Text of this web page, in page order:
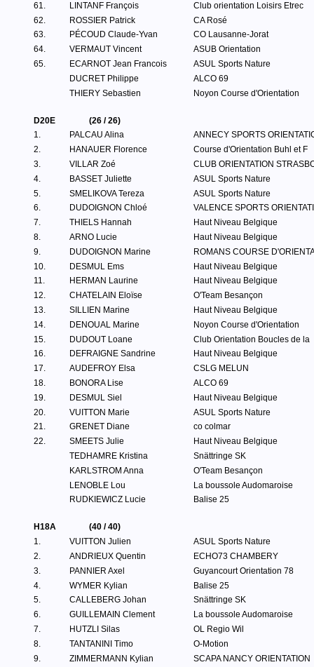
61.
LINTANF François
Club orientation Loisirs Etrec
62.
ROSSIER Patrick
CA Rosé
63.
PÉCOUD Claude-Yvan
CO Lausanne-Jorat
64.
VERMAUT Vincent
ASUB Orientation
65.
ECARNOT Jean Francois
ASUL Sports Nature
DUCRET Philippe
ALCO 69
THIERY Sebastien
Noyon Course d'Orientation
D20E
(26 / 26)
1.
PALCAU Alina
ANNECY SPORTS
2.
HANAUER Florence
Course d'Orientation Buhl et F
3.
VILLAR Zoé
CLUB ORIENTATION
4.
BASSET Juliette
ASUL Sports Nature
5.
SMELIKOVA Tereza
ASUL Sports Nature
6.
DUDOIGNON Chloé
VALENCE SPORTS
7.
THIELS Hannah
Haut Niveau Belgique
8.
ARNO Lucie
Haut Niveau Belgique
9.
DUDOIGNON Marine
ROMANS COURSE
10.
DESMUL Ems
Haut Niveau Belgique
11.
HERMAN Laurine
Haut Niveau Belgique
12.
CHATELAIN Eloïse
O'Team Besançon
13.
SILLIEN Marine
Haut Niveau Belgique
14.
DENOUAL Marine
Noyon Course d'Orientation
15.
DUDOUT Loane
Club Orientation Boucles de la
16.
DEFRAIGNE Sandrine
Haut Niveau Belgique
17.
AUDEFROY Elsa
CSLG MELUN
18.
BONORA Lise
ALCO 69
19.
DESMUL Siel
Haut Niveau Belgique
20.
VUITTON Marie
ASUL Sports Nature
21.
GRENET Diane
co colmar
22.
SMEETS Julie
Haut Niveau Belgique
TEDHAMRE Kristina
Snättringe SK
KARLSTROM Anna
O'Team Besançon
LENOBLE Lou
La boussole Audomaroise
RUDKIEWICZ Lucie
Balise 25
H18A
(40 / 40)
1.
VUITTON Julien
ASUL Sports Nature
2.
ANDRIEUX Quentin
ECHO73 CHAMBERY
3.
PANNIER Axel
Guyancourt Orientation 78
4.
WYMER Kylian
Balise 25
5.
CALLEBERG Johan
Snättringe SK
6.
GUILLEMAIN Clement
La boussole Audomaroise
7.
HUTZLI Silas
OL Regio Wil
8.
TANTANINI Timo
O-Motion
9.
ZIMMERMANN Kylian
SCAPA NANCY ORIENTATION